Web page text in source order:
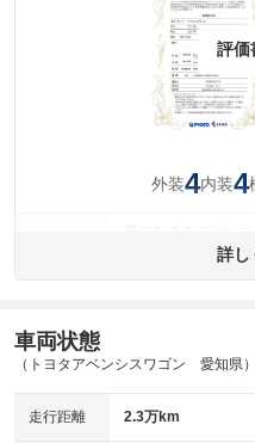
評価
外装4内装4
コミが残っています
(内装状態)
機関 主要機関に不具合は
修復歴 詳細は鑑定書をご確
詳し
車両状態
（トヨタアベンシスワゴン 愛知県）
走行距離 2.3万km